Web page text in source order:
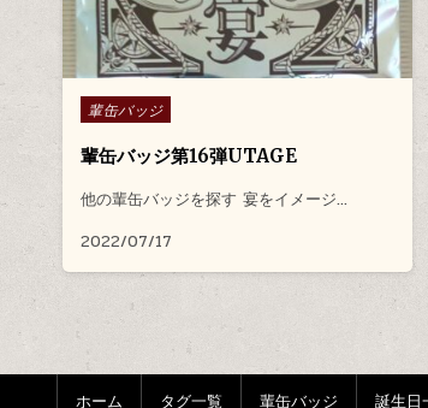
Posted in
輩缶バッジ
輩缶バッジ第16弾UTAGE
他の輩缶バッジを探す 宴をイメージ…
2022/07/17
ホーム タグ一覧 輩缶バッジ 誕生日